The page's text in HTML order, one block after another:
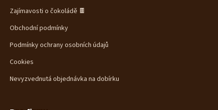
Zajímavosti o čokoládě 🍫
Obchodní podmínky
Podmínky ochrany osobních údajů
Cookies
Nevyzvednutá objednávka na dobírku